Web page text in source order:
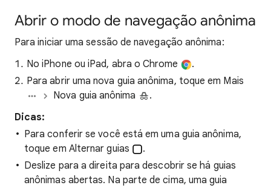
Abrir o modo de navegação anônima
Para iniciar uma sessão de navegação anônima:
No iPhone ou iPad, abra o Chrome
.
Para abrir uma nova guia anônima, toque em Mais
Nova guia anônima
.
Dicas:
Para conferir se você está em uma guia anônima,
toque em Alternar guias
.
Deslize para a direita para descobrir se há guias
anônimas abertas. Na parte de cima, uma guia